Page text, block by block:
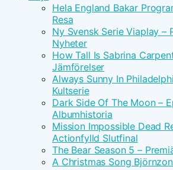
Hela England Bakar
Resa
Ny Svensk Serie Viaplay –
Nyheter
How Tall Is Sabrina
Jämförelser
Always Sunny In
Kultserie
Dark Side Of The Moon –
Albumhistoria
Mission Impossible Dead
Actionfylld Slutfinal
The Bear Season 5 –
A Christmas Song